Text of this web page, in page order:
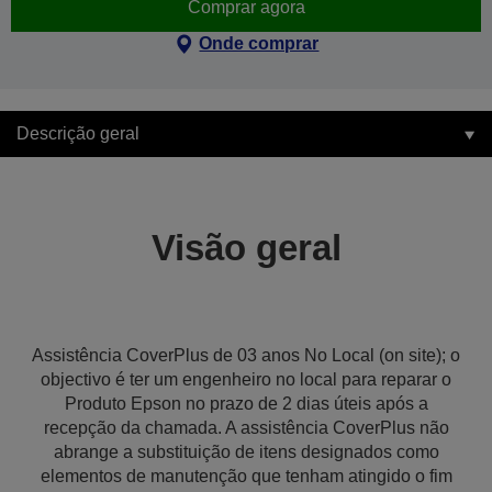
Comprar agora
Onde comprar
Descrição geral
Visão geral
Assistência CoverPlus de 03 anos No Local (on site); o
objectivo é ter um engenheiro no local para reparar o
Produto Epson no prazo de 2 dias úteis após a
recepção da chamada. A assistência CoverPlus não
abrange a substituição de itens designados como
elementos de manutenção que tenham atingido o fim